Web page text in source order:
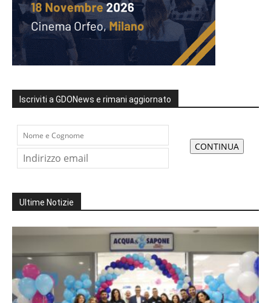
Iscriviti a GDONews e rimani aggiornato
Ultime Notizie